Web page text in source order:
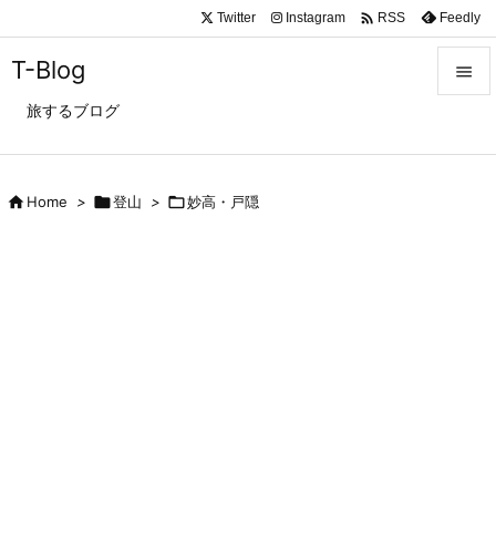
T-Blog
旅するブログ

Twitter Instagram  RSS Feedly
Home > 登山 > 妙高・戸隠